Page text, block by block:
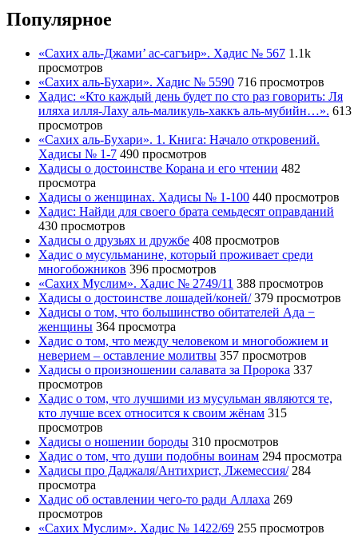
Популярное
«Сахих аль-Джами’ ас-сагъир». Хадис № 567 1.1k
просмотров
«Сахих аль-Бухари». Хадис № 5590 716 просмотров
Хадис: «Кто каждый день будет по сто раз говорить: Ля
иляха илля-Лаху аль-маликуль-хаккъ аль-мубийн…». 613
просмотров
«Сахих аль-Бухари». 1. Книга: Начало откровений.
Хадисы № 1-7 490 просмотров
Хадисы о достоинстве Корана и его чтении 482
просмотра
Хадисы о женщинах. Хадисы № 1-100 440 просмотров
Хадис: Найди для своего брата семьдесят оправданий
430 просмотров
Хадисы о друзьях и дружбе 408 просмотров
Хадис о мусульманине, который проживает среди
многобожников 396 просмотров
«Сахих Муслим». Хадис № 2749/11 388 просмотров
Хадисы о достоинстве лошадей/коней/ 379 просмотров
Хадисы о том, что большинство обитателей Ада −
женщины 364 просмотра
Хадис о том, что между человеком и многобожием и
неверием – оставление молитвы 357 просмотров
Хадисы о произношении салавата за Пророка 337
просмотров
Хадис о том, что лучшими из мусульман являются те,
кто лучше всех относится к своим жёнам 315
просмотров
Хадисы о ношении бороды 310 просмотров
Хадис о том, что души подобны воинам 294 просмотра
Хадисы про Даджаля/Антихрист, Лжемессия/ 284
просмотра
Хадис об оставлении чего-то ради Аллаха 269
просмотров
«Сахих Муслим». Хадис № 1422/69 255 просмотров